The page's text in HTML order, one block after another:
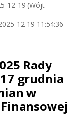
12-19 (Wójt
12-19 11:54:36
Rady
grudnia
w